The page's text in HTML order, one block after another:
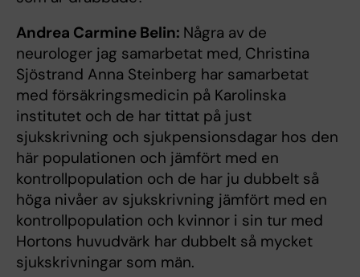
Andrea Carmine Belin: Några av de
neurologer jag samarbetat med, Christina
Sjöstrand Anna Steinberg har samarbetat
med försäkringsmedicin på Karolinska
institutet och de har tittat på just
sjukskrivning och sjukpensionsdagar hos den
här populationen och jämfört med en
kontrollpopulation och de har ju dubbelt så
höga nivåer av sjukskrivning jämfört med en
kontrollpopulation och kvinnor i sin tur med
Hortons huvudvärk har dubbelt så mycket
sjukskrivningar som män.